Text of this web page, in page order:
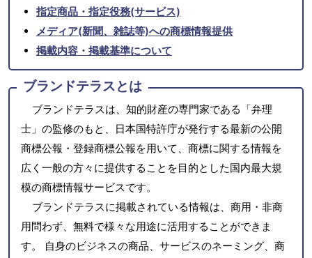
指定商品・指定役務(サービス)
メディア(新聞、雑誌等)への商標情報提供
掲載内容・掲載基準について
ブランドテラスとは
ブランドテラスは、知的財産の専門家である「弁理
士」の監修のもと、日本国特許庁が発行する最新の公開
商標公報・登録商標公報を用いて、商標に関する情報を
広く一般の方々に提供することを目的とした国内最大規
模の商標情報サービスです。
ブランドテラスに掲載されている情報は、商用・非商
用問わず、無料で様々な用途に活用することができま
す。 自身のビジネスの商品、サービスのネーミング、商